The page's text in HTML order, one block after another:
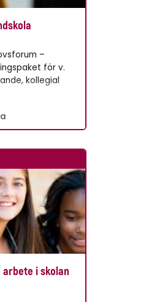
–
för v.
kollegial
i skolan